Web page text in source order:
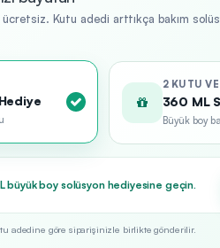
Kutu adedi arttıkça bakım
2 KUTU VE
360 ML
Büyük boy
büyük boy solüsyon hediyesine geçin.
adedine göre siparişinizle birlikte gönderilir.